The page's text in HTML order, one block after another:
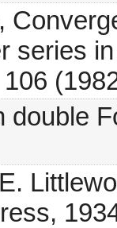
series
double